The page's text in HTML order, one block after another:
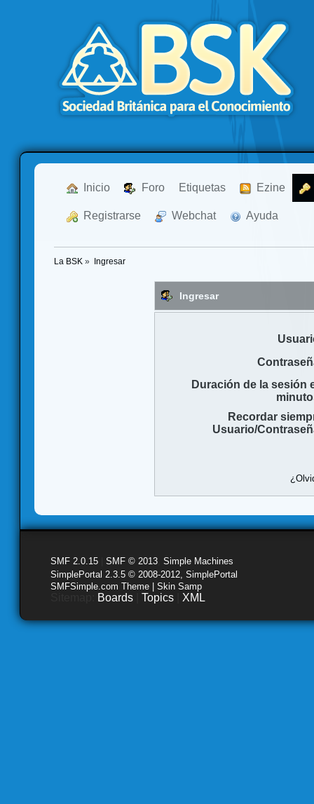
Inicio Foro Etiquetas Ezine
Registrarse Webchat Ayuda
La BSK » Ingresar
Ingresar
Duración de la sesión
Recordar
Usuario/
SMF 2.0.15 SMF © 2013 Simple Machines
SimplePortal 2.3.5 © 2008-2012, SimplePortal
SMFSimple.com Theme | Skin Samp
Boards Topics XML